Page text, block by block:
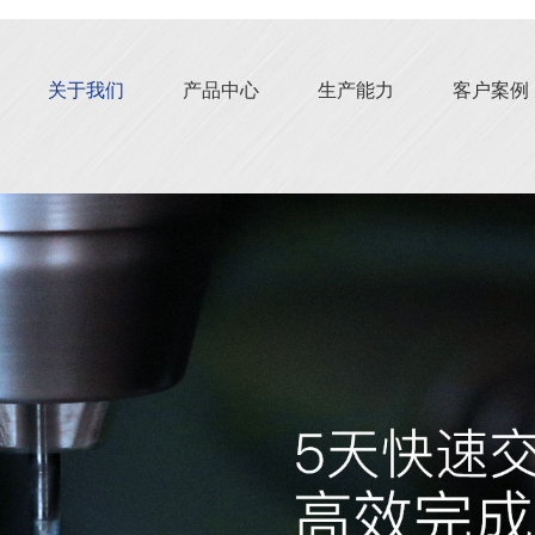
关于我们 产品中心 生产能力 客户案例